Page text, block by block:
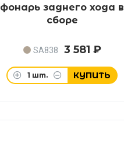
фонарь заднего хода в
сборе
SA838 3 581 ₽
1 шт. КУПИТЬ